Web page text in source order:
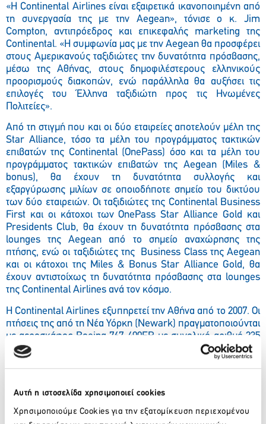
Αυτή η ιστοσελίδα χρησιμοποιεί cookies
Χρησιμοποιούμε Cookies για την εξατομίκευση περιεχομένου
«Η Continental Airlines είναι εξαιρετικά ικανοποιημένη από
τη συνεργασία της με την Aegean», τόνισε ο κ. Jim
Compton, αντιπρόεδρος και επικεφαλής marketing της
Continental. «Η συμφωνία μας με την Aegean θα προσφέρει
στους Αμερικανούς ταξιδιώτες την δυνατότητα πρόσβασης,
μέσω της Αθήνας, στους δημοφιλέστερους ελληνικούς
προορισμούς διακοπών, ενώ παράλληλα θα αυξήσει τις
επιλογές του Έλληνα ταξιδιώτη προς τις Ηνωμένες
Πολιτείες».
Από τη στιγμή που και οι δύο εταιρείες αποτελούν μέλη της
Star Alliance, τόσο τα μέλη του προγράμματος τακτικών
επιβατών της Continental (OnePass) όσο και τα μέλη του
προγράμματος τακτικών επιβατών της Aegean (Miles &
bonus), θα έχουν τη δυνατότητα συλλογής και
εξαργύρωσης μιλίων σε οποιοδήποτε σημείο του δικτύου
των δύο εταιρειών. Οι ταξιδιώτες της Continental Business
First και οι κάτοχοι των OnePass Star Alliance Gold και
Presidents Club, θα έχουν τη δυνατότητα πρόσβασης στα
lounges της Aegean από το σημείο αναχώρησης της
πτήσης, ενώ οι ταξιδιώτες της Business Class της Aegean
και οι κάτοχοι της Miles & Bonus Star Alliance Gold, θα
έχουν αντιστοίχως τη δυνατότητα πρόσβασης στα lounges
της Continental Airlines ανά τον κόσμο.
Η Continental Airlines εξυπηρετεί την Αθήνα από το 2007. Οι
πτήσεις της από τη Νέα Υόρκη (Newark) πραγματοποιούνται
με αεροσκάφος Boeing 767-400ER με συνολικό αριθμό 235
θέσεων, 35 εκ των οποίων στη βραβευμένη BusinessFirst
και 200 στην οικονομική.
αερομεταφορέας. Το 2009 μετέφερε 6,6 εκατομμύρια